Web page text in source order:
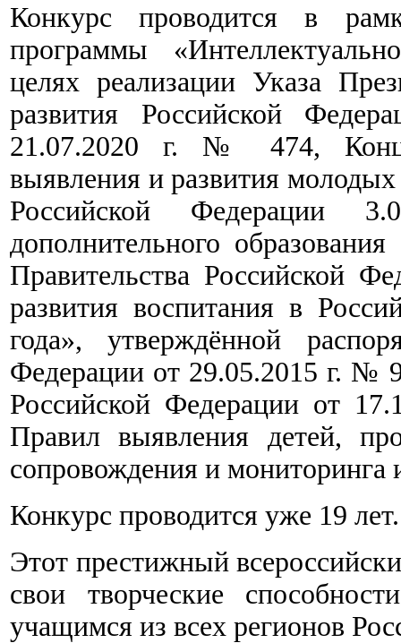
Конкурс проводится в
программы
целях реализации Указа
развития Российской
21.07.2020 г. № 474,
выявления и развития
Российской Федерации
дополнительного
Правительства Российской
развития воспитания в
года», утверждённой
Федерации от 29.05.2015 г. №
Российской Федерации от
Правил выявления детей,
сопровождения и мониторинга
Конкурс проводится уже 19 лет.
Этот престижный
свои творческие
учащимся из всех регионов